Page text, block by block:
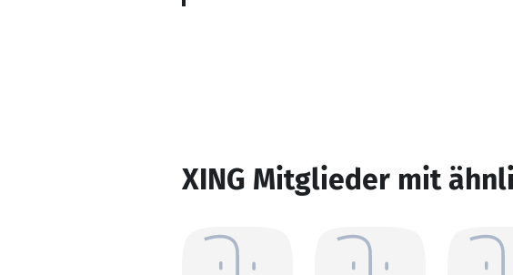
XING Mitglieder mit